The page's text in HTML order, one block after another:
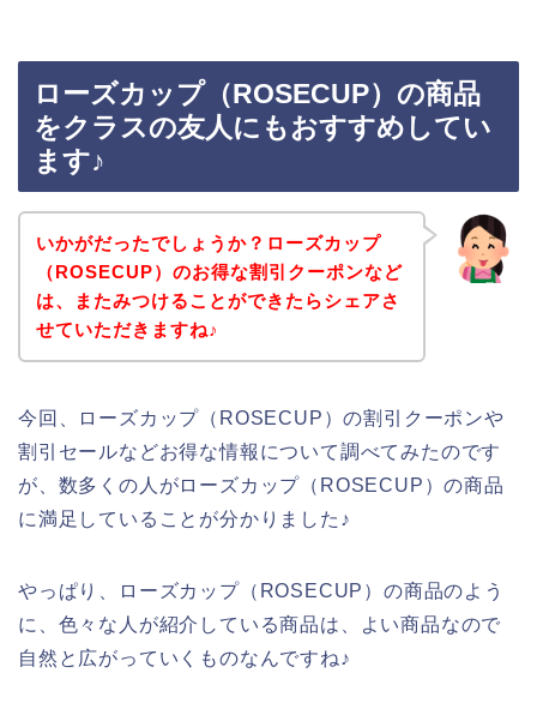
ローズカップ（ROSECUP）の商品
をクラスの友人にもおすすめしてい
ます♪
いかがだったでしょうか？ローズカップ
（ROSECUP）のお得な割引クーポンなど
は、またみつけることができたらシェアさ
せていただきますね♪
今回、ローズカップ（ROSECUP）の割引クーポンや
割引セールなどお得な情報について調べてみたのです
が、数多くの人がローズカップ（ROSECUP）の商品
に満足していることが分かりました♪
やっぱり、ローズカップ（ROSECUP）の商品のよう
に、色々な人が紹介している商品は、よい商品なので
自然と広がっていくものなんですね♪